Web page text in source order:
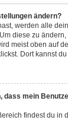
ändern?
werden alle
diese zu
meist oben auf
Dort kannst
dass mein
findest du in